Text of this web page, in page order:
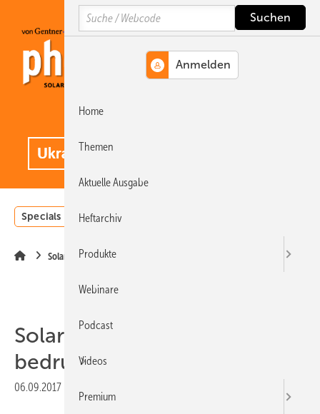
Hauptinhalt
Hauptmenü
SiteSearch
Specials Einstrahlungsatlas
Solarmodule
Solarzellen rotierend
bedrucken
06.09.2017
Search
Home
Themen
Aktuelle Ausgabe
Heftarchiv
Produkte
Webinare
Podcast
Videos
Premium